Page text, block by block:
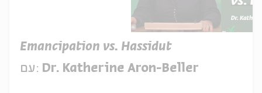
Emancipation vs. Hassidut
עם: Dr. Katherine Aron-Beller